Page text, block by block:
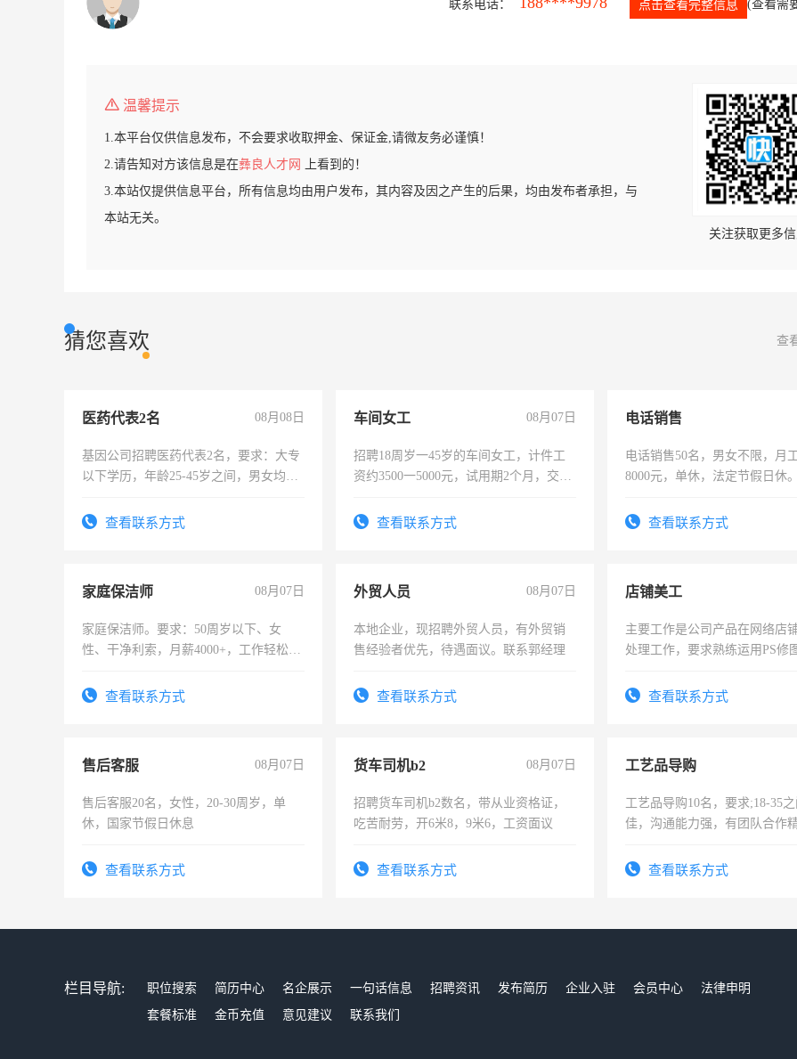
联系电话： 点击查看完整信息 (查看需
温馨提示
1.本平台仅供信息发布，不会要求收取押金、保证金,请微友务必谨慎！
2.请告知对方该信息是在彝良人才网
上看到的！
3.本站仅提供信息平台，所有信息均由用户发布，其内容及因之产生的后果，均由发布者承担，与
本站无关。
关注获取更多
猜您喜欢 查
医药代表2名 08月08日
基因公司招聘医药代表2名，要求：大专
以下学历，年龄25-45岁之间，男女均
表或者有医学资质的优先，底薪+绩效，
查看联系方式
车间女工 08月07日
招聘18周岁一45岁的车间女工，计件工
资约3500一5000元，试用期2个月，交五
查看联系方式
电话销售
电话销售50名，男女不限，月
8000元，单休，法定节假日休。
查看联系方式
家庭保洁师 08月07日
家庭保洁师。要求：50周岁以下、女
性、干净利索，月薪4000+，工作轻松，
太太等。查看联系方式
外贸人员 08月07日
本地企业，现招聘外贸人员，有外贸销
售经验者优先，待遇面议。联系郭经理
查看联系方式
店铺美工
主要工作是公司产品在网络店
处理工作，要求熟练运用PS修
查看联系方式
售后客服 08月07日
售后客服20名，女性，20-30周岁，单
休，国家节假日休息
查看联系方式
货车司机b2 08月07日
招聘货车司机b2数名，带从业资格证，
吃苦耐劳，开6米8，9米6，工资面议
查看联系方式
工艺品导购
工艺品导购10名，要求;18-35
佳，沟通能力强，有团队合作
查看联系方式
栏目导航: 职位搜索 简历中心 名企展示 一句话信息 招聘资讯 发布简历 企业入驻 会员中心
法律申明
套餐标准
金币充值 意见建议 联系我们